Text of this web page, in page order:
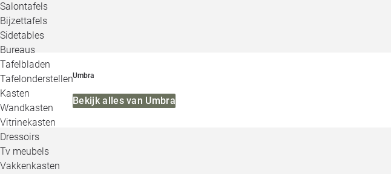
Salontafels
Bijzettafels
Sidetables
Bureaus
Tafelbladen
Tafelonderstellen
Kasten
Wandkasten
Vitrinekasten
Dressoirs
Tv meubels
Vakkenkasten
Umbra
Bekijk alles van Umbra